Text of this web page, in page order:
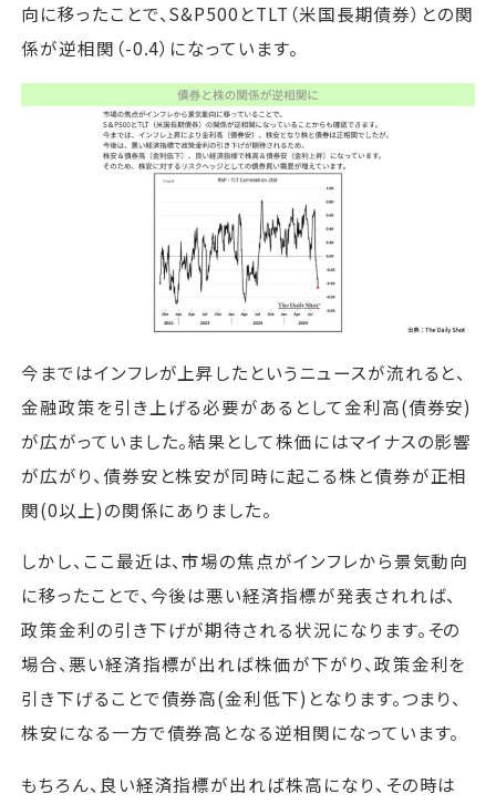
向に移ったことで、S&P500とTLT（米国長期債券）との関
係が逆相関（-0.4）になっています。
今まではインフレが上昇したというニュースが流れると、
金融政策を引き上げる必要があるとして金利高(債券安)
が広がっていました。結果として株価にはマイナスの影響
が広がり、債券安と株安が同時に起こる株と債券が正相
関(0以上)の関係にありました。
しかし、ここ最近は、市場の焦点がインフレから景気動向
に移ったことで、今後は悪い経済指標が発表されれば、
政策金利の引き下げが期待される状況になります。その
場合、悪い経済指標が出れば株価が下がり、政策金利を
引き下げることで債券高(金利低下)となります。つまり、
株安になる一方で債券高となる逆相関になっています。
もちろん、良い経済指標が出れば株高になり、その時は